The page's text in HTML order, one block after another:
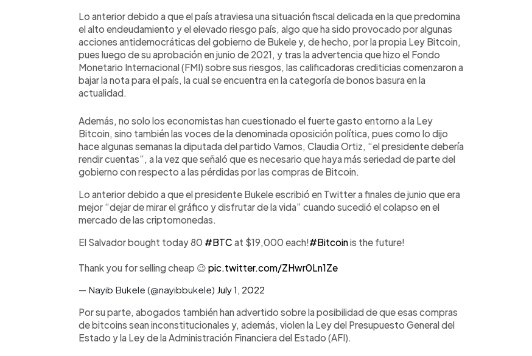
Lo anterior debido a que el país atraviesa una situación fiscal delicada en la que predomina
el alto endeudamiento y el elevado riesgo país, algo que ha sido provocado por algunas
acciones antidemocráticas del gobierno de Bukele y, de hecho, por la propia Ley Bitcoin,
pues luego de su aprobación en junio de 2021, y tras la advertencia que hizo el Fondo
Monetario Internacional (FMI) sobre sus riesgos, las calificadoras crediticias comenzaron a
bajar la nota para el país, la cual se encuentra en la categoría de bonos basura en la
actualidad.
Además, no solo los economistas han cuestionado el fuerte gasto entorno a la Ley
Bitcoin, sino también las voces de la denominada oposición política, pues como lo dijo
hace algunas semanas la diputada del partido Vamos, Claudia Ortiz, “el presidente debería
rendir cuentas”, a la vez que señaló que es necesario que haya más seriedad de parte del
gobierno con respecto a las pérdidas por las compras de Bitcoin.
Lo anterior debido a que el presidente Bukele escribió en Twitter a finales de junio que era
mejor “dejar de mirar el gráfico y disfrutar de la vida” cuando sucedió el colapso en el
mercado de las criptomonedas.
El Salvador bought today 80 #BTC at $19,000 each!#Bitcoinis the future!
Thank you for selling cheap 😉 pic.twitter.com/ZHwr0Ln1Ze
— Nayib Bukele (@nayibbukele) July 1, 2022
Por su parte, abogados también han advertido sobre la posibilidad de que esas compras
de bitcoins sean inconstitucionales y, además, violen la Ley del Presupuesto General del
Estado y la Ley de la Administración Financiera del Estado (AFI).